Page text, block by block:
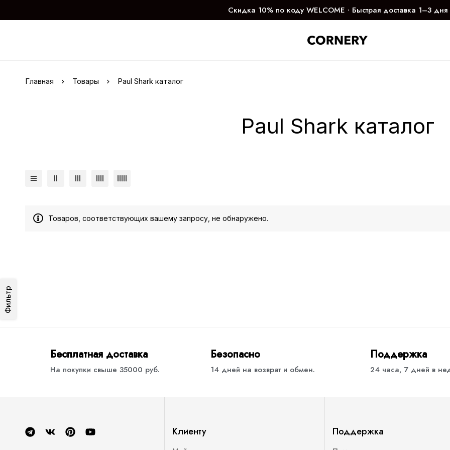
Скидка 10% по коду WELCOME ∙ Быстрая доставка 1–3 дня
Главная Товары Paul Shark каталог
Paul Shark каталог
Фильтр
Товаров, соответствующих вашему запросу, не обнаружено.
Бесплатная доставка
На покупки свыше 35000 руб.
Безопасно
14 дней на возврат и обмен.
Поддержка
24 часа, 7 дней в
Клиенту Поддержка